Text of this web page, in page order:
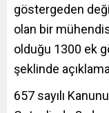
göstergeden
olan bir
olduğu 1300 ek
şeklinde
657 sayılı